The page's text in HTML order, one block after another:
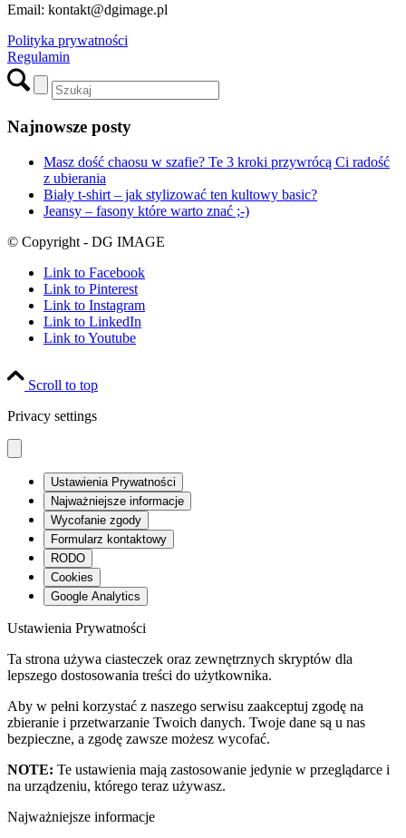
Email: kontakt@dgimage.pl
Polityka prywatności
Regulamin
Najnowsze posty
Masz dość chaosu w szafie? Te 3 kroki przywrócą Ci radość
z ubierania
Biały t-shirt – jak stylizować ten kultowy basic?
Jeansy – fasony które warto znać ;-)
© Copyright - DG IMAGE
Link to Facebook
Link to Pinterest
Link to Instagram
Link to LinkedIn
Link to Youtube
Scroll to top
Privacy settings
Ustawienia Prywatności
Najważniejsze informacje
Wycofanie zgody
Formularz kontaktowy
RODO
Cookies
Google Analytics
Ustawienia Prywatności
Ta strona używa ciasteczek oraz zewnętrznych skryptów dla
lepszego dostosowania treści do użytkownika.
Aby w pełni korzystać z naszego serwisu zaakceptuj zgodę na
zbieranie i przetwarzanie Twoich danych. Twoje dane są u nas
bezpieczne, a zgodę zawsze możesz wycofać.
NOTE: Te ustawienia mają zastosowanie jedynie w przeglądarce i
na urządzeniu, którego teraz używasz.
Najważniejsze informacje